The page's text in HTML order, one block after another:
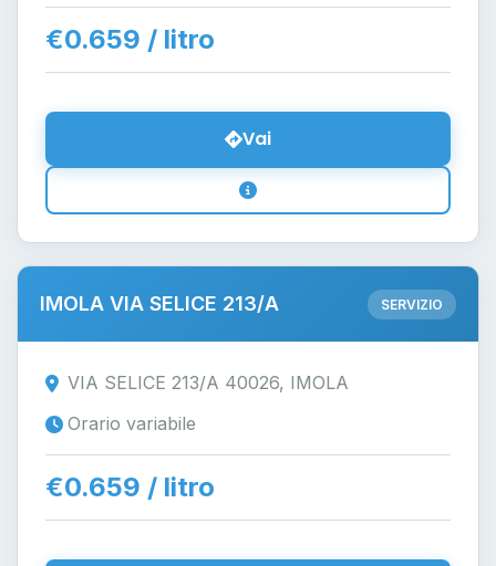
€0.659 / litro
Vai
IMOLA VIA SELICE 213/A SERVIZIO
VIA SELICE 213/A 40026, IMOLA
Orario variabile
€0.659 / litro